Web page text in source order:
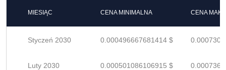
MIESIĄC CENA MINIMALNA CENA
Styczeń 2030 0.000496667681414 $
Luty 2030 0.000501086106915 $